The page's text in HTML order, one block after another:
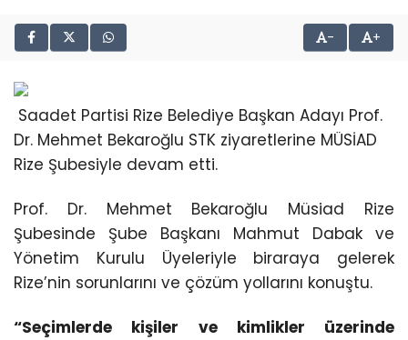
- +
Saadet Partisi Rize Belediye Başkan Adayı Prof.
Dr. Mehmet Bekaroğlu STK ziyaretlerine MÜSİAD
Rize Şubesiyle devam etti.
Prof. Dr. Mehmet Bekaroğlu Müsiad Rize
Şubesinde Şube Başkanı Mahmut Dabak ve
Yönetim Kurulu Üyeleriyle biraraya gelerek
Rize’nin sorunlarını ve çözüm yollarını konuştu.
“Seçimlerde kişiler ve kimlikler üzerinde